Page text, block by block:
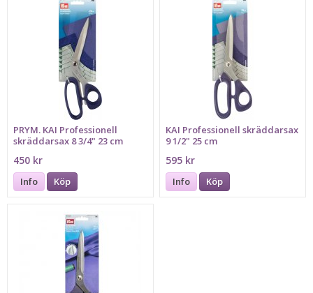
PRYM. KAI Professionell
skräddarsax 8 3/4" 23 cm
450 kr
Info Köp
KAI Professionell skräddarsax
9 1/2" 25 cm
595 kr
Info Köp